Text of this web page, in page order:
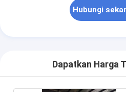
Hubungi
Dapatkan Harga